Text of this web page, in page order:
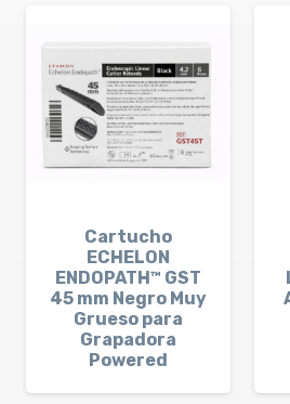
Cartucho
ECHELON
ENDOPATH™ GST
45 mm Negro Muy
Grueso para
Grapadora
Powered